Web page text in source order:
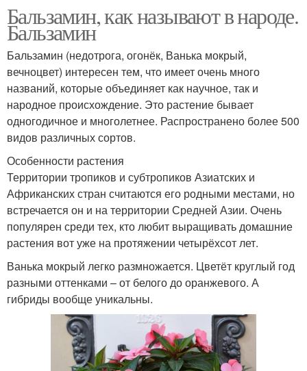
Бальзамин, как называют в народе.
Бальзамин
Бальзамин (недотрога, огонёк, Ванька мокрый,
вечноцвет) интересен тем, что имеет очень много
названий, которые объединяет как научное, так и
народное происхождение. Это растение бывает
одногодичное и многолетнее. Распространено более 500
видов различных сортов.
Особенности растения
Территории тропиков и субтропиков Азиатских и
Африканских стран считаются его родными местами, но
встречается он и на территории Средней Азии. Очень
популярен среди тех, кто любит выращивать домашние
растения вот уже на протяжении четырёхсот лет.
Ванька мокрый легко размножается. Цветёт круглый год
разными оттенками – от белого до оранжевого. А
гибриды вообще уникальны.